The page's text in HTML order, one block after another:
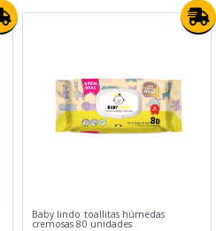
Baby lindo toallitas húmedas
cremosas 80 unidades